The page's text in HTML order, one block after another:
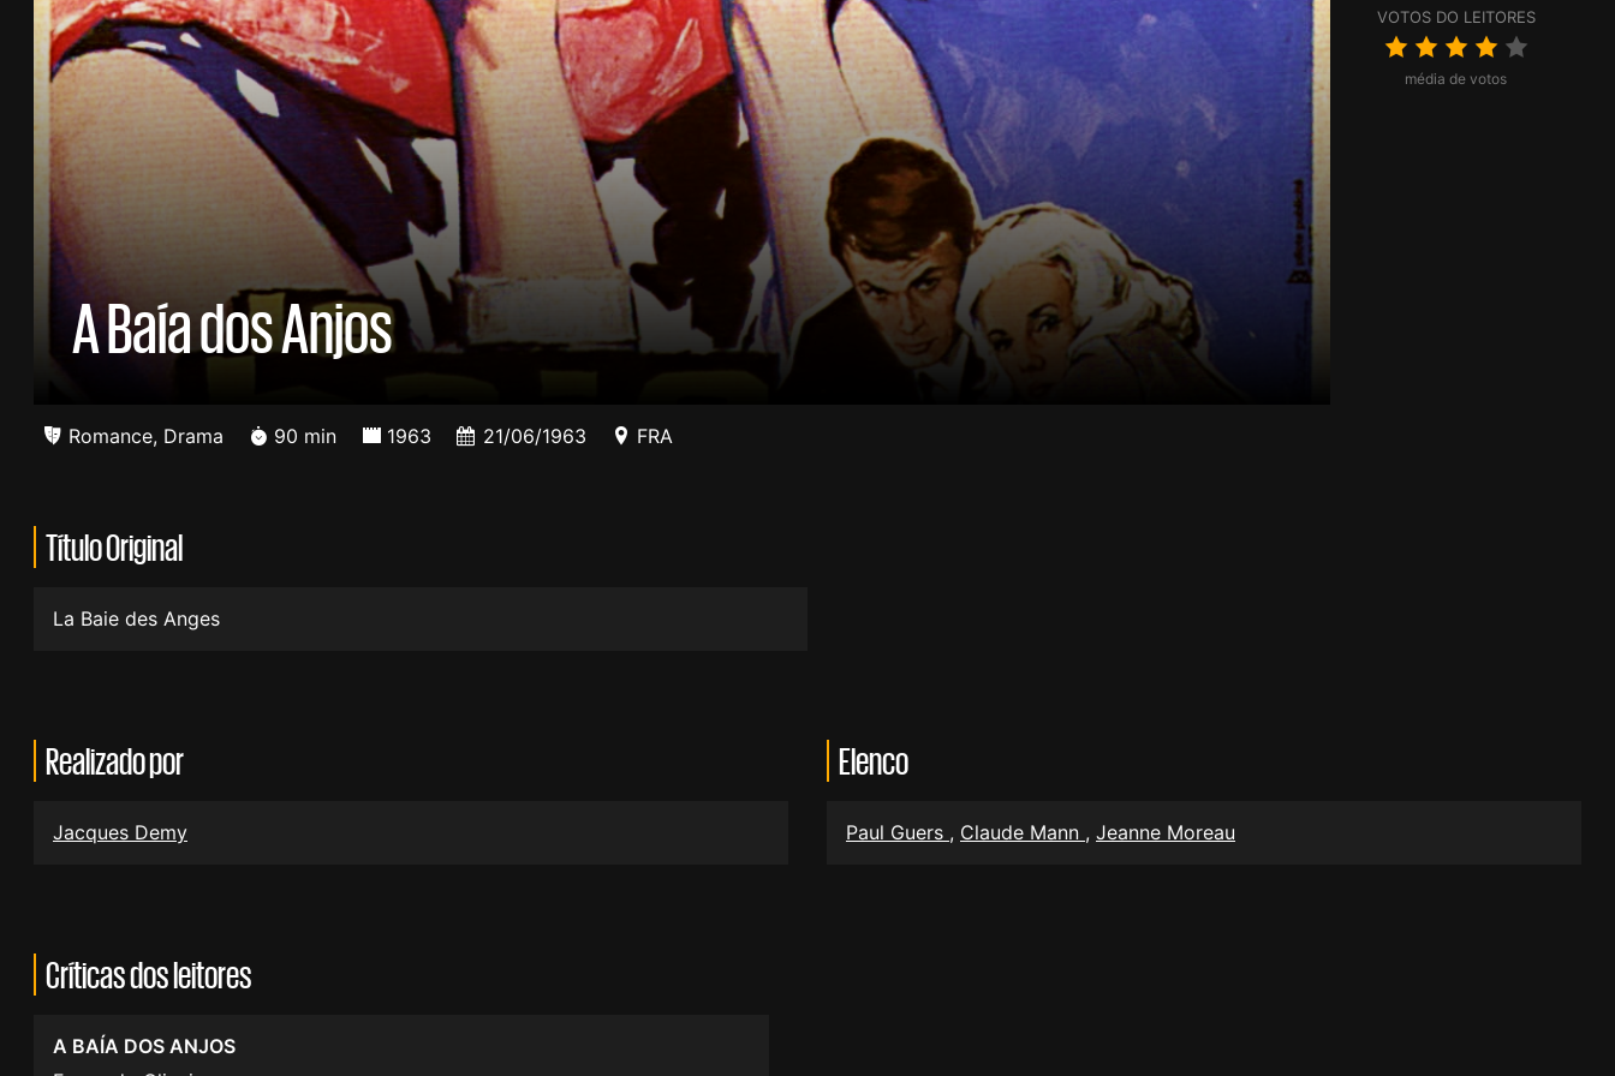
A Baía dos Anjos
VOTOS DO LEITORES
média de votos
Romance, Drama 90 min 1963 21/06/1963 FRA
Título Original
La Baie des Anges
Realizado por
Jacques Demy
Elenco
Paul Guers , Claude Mann , Jeanne Moreau
Críticas dos leitores
A BAÍA DOS ANJOS